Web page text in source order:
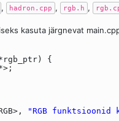
, hadron.cpp , rgb.h ,
kasuta järgnevat
{
"RGB funktsioonid